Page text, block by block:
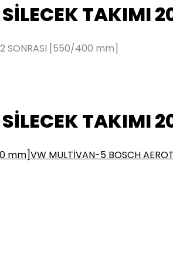
SONRASI [550/400 mm]
mm]VW MULTİVAN-5 BOSCH